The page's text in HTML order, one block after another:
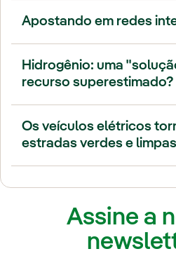
Apostando em redes
Hidrogênio: uma
recurso superestimado?
Os veículos elétricos
estradas verdes e
Assine a